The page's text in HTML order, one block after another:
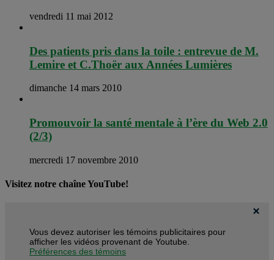
vendredi 11 mai 2012
Des patients pris dans la toile : entrevue de M.
Lemire et C.Thoër aux Années Lumières
dimanche 14 mars 2010
Promouvoir la santé mentale à l’ère du Web 2.0
(2/3)
mercredi 17 novembre 2010
Visitez notre chaîne YouTube!
Vous devez autoriser les témoins publicitaires pour
afficher les vidéos provenant de Youtube.
Préférences des témoins